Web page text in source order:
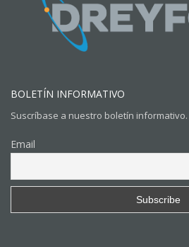
BOLETÍN INFORMATIVO
Suscríbase a nuestro boletín informativo.
Email